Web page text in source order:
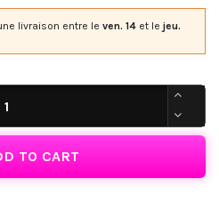
livraison entre le ven. 14 et le jeu.
TO CART